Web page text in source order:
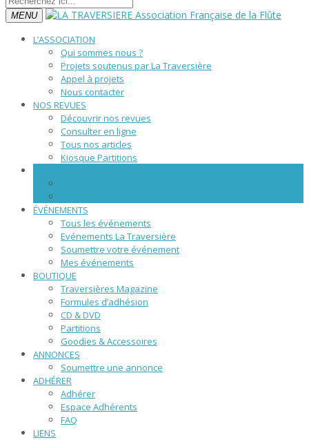
MENU
L’ASSOCIATION
Qui sommes nous ?
Projets soutenus par La Traversière
Appel à projets
Nous contacter
NOS REVUES
Découvrir nos revues
Consulter en ligne
Tous nos articles
Kiosque Partitions
ÉVÉNEMENTS
Tous les événements
Evénements La Traversière
Soumettre votre événement
Mes événements
BOUTIQUE
Traversières Magazine
Formules d’adhésion
CD & DVD
Partitions
Goodies & Accessoires
ANNONCES
Soumettre une annonce
ADHÉRER
Adhérer
Espace Adhérents
FAQ
LIENS